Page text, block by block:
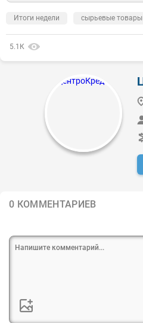
Итоги недели сырьевые товары
5.1К
0 КОММЕНТАРИЕВ